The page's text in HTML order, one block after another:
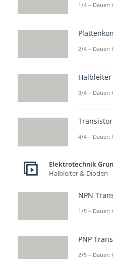
damit
Eine
Beispiel
Die
Du
Beim
hohe
hohen
für
1/4 – Dauer:
2/4 – Dauer:
Halbleiter
3/4 – Dauer:
Transistor
4/4 – Dauer:
Elektrotechnik
Halbleiter & Dioden
NPN
1/5 – Dauer:
PNP
2/5 – Dauer: